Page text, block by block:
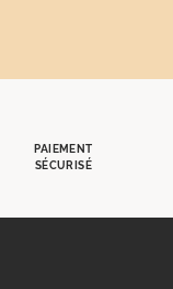
PAIEMENT
SÉCURISÉ